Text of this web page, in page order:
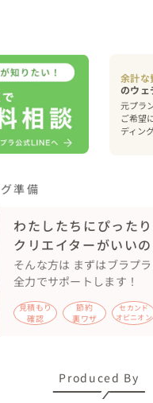
中、ファーストミートを
ーをプレゼントされ、手
た✨️
と日本語の音声通訳、ま
っている牧師先生が地元
では、先生が火を灯した
ので、式後はお茶会がひ
メージした装飾とご友人
で、英語と日本語で投
引きで日本語、英語それ
余計な
元プラ
ご希望
ディン
準備
わたしたちにぴった
クリエイターがいいの
そんな方は まずはブラプ
全力でサポートします！
見積もり
確認
節約
裏ワザ
セカンド
オピニオン
Produced By